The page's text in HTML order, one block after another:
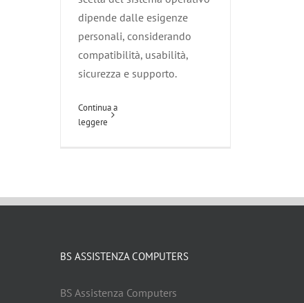
dipende dalle esigenze
personali, considerando
compatibilità, usabilità,
sicurezza e supporto.
Continua a
leggere
BS ASSISTENZA COMPUTERS
BS Assistenza Computers